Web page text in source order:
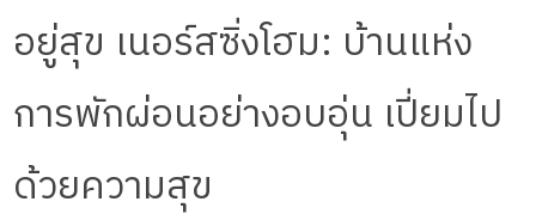
อยู่สุข เนอร์สซิ่งโฮม: บ้านแห่ง
การพักผ่อนอย่างอบอุ่น เปี่ยมไป
ด้วยความสุข